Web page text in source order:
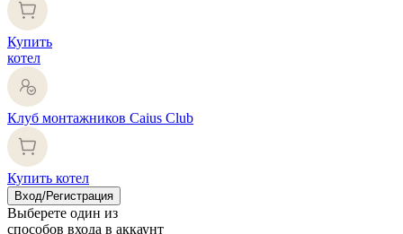
Купить
котел
Клуб монтажников Caius Club
Купить котел
Вход/Регистрация
Выберете один из
способов входа в аккаунт